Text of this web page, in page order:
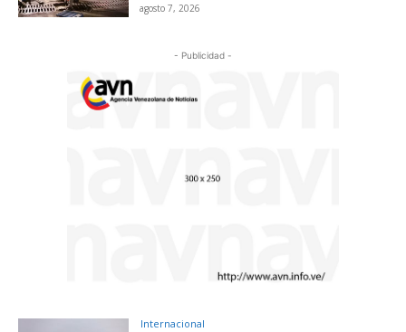
agosto 7, 2026
- Publicidad -
Internacional